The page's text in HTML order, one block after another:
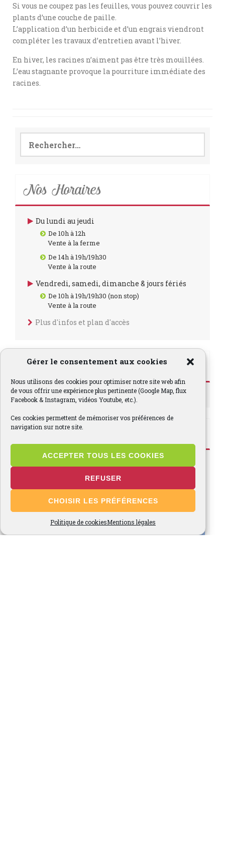
Gérer le consentement aux cookies
Nous utilisons des cookies pour optimiser notre site web afin
de vous offrir une expérience plus pertinente (Google Map, flux
Facebook & Instagram, vidéos Youtube, etc.).
Ces cookies permettent de mémoriser vos préférences de
navigation sur notre site.
ACCEPTER TOUS LES COOKIES
REFUSER
CHOISIR LES PRÉFÉRENCES
Politique de cookiesMentions légales
Si vous ne coupez pas les feuilles, vous pouvez couvrir les
plants d’une couche de paille.
L’application d’un herbicide et d’un engrais viendront
compléter les travaux d’entretien avant l’hiver.
En hiver, les racines n’aiment pas être très mouillées.
L’eau stagnante provoque la pourriture immédiate des
racines.
Nos Horaires
Du lundi au jeudi
De 10h à 12h
Vente à la ferme
De 14h à 19h/19h30
Vente à la route
Vendredi, samedi, dimanche & jours fériés
De 10h à 19h/19h30 (non stop)
Vente à la route
Plus d'infos et plan d'accès
Facebook
Instagram
#fraise #clery #producteurlocal #ventedirecte
#valdoise95 #pnr #ferme #mai #juin #pleinchamp
#fraises